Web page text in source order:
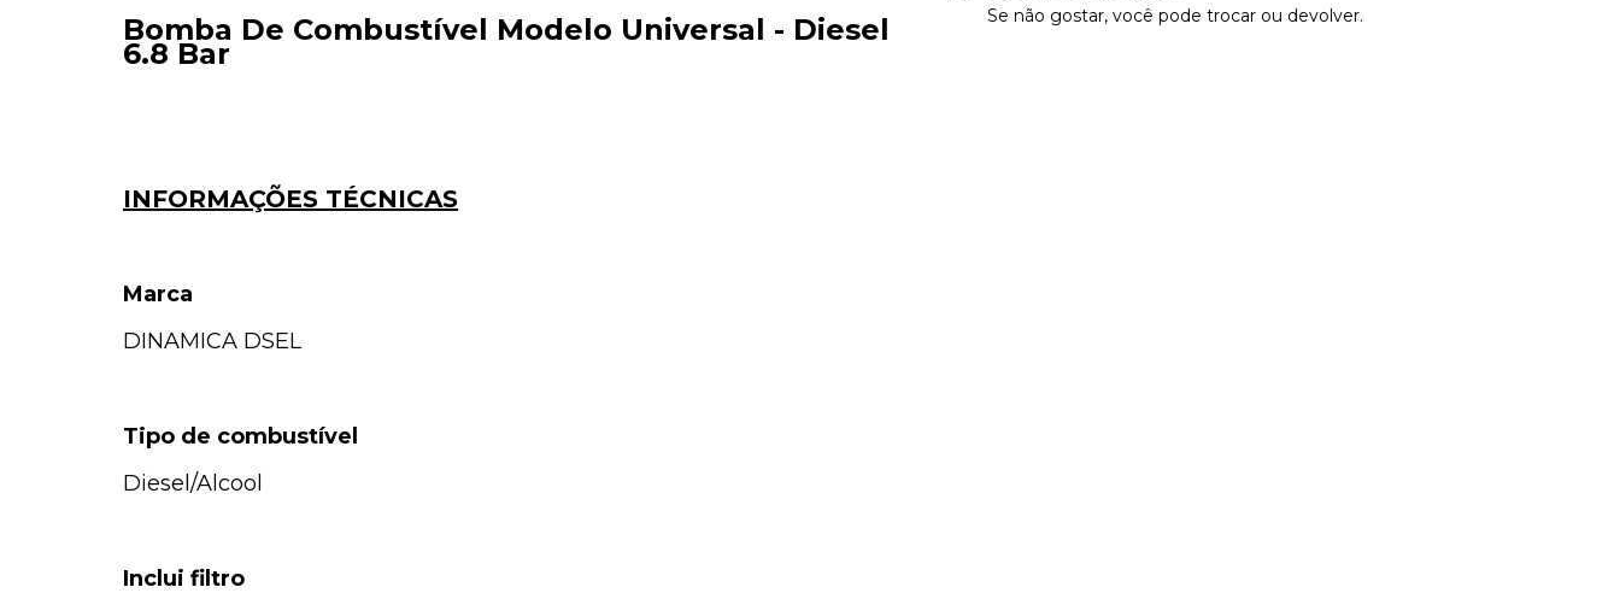
Bomba De Combustível Modelo Universal - Diesel
6.8 Bar
INFORMAÇÕES TÉCNICAS
Marca
DINAMICA DSEL
Tipo de combustível
Diesel/Alcool
Inclui filtro
Se não gostar, você pode trocar ou devolver.